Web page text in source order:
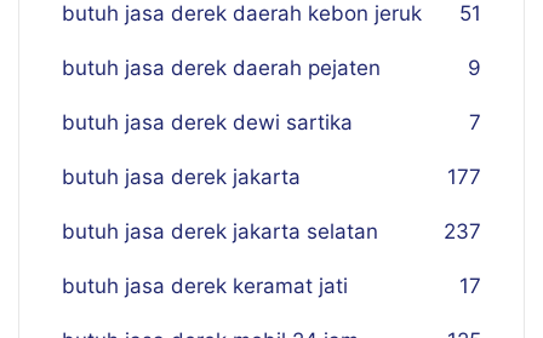
butuh jasa derek daerah kebon jeruk 51
butuh jasa derek daerah pejaten 9
butuh jasa derek dewi sartika 7
butuh jasa derek jakarta 177
butuh jasa derek jakarta selatan 237
butuh jasa derek keramat jati 17